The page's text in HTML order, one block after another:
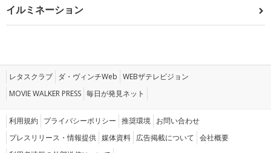
イルミネーション
レタスクラブ ダ・ヴィンチWeb WEBザテレビジョン
MOVIE WALKER PRESS 毎日が発見ネット
利用規約 プライバシーポリシー 推奨環境 お問い合わせ
プレスリリース・情報提供 媒体資料 広告掲載について 会社概要